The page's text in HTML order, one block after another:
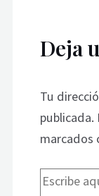
Deja
Tu
publicada.
marcados